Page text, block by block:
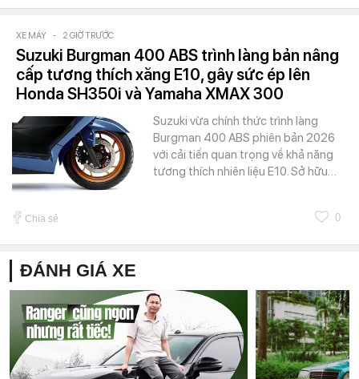
XE MÁY - 2 GIỜ TRƯỚC
Suzuki Burgman 400 ABS trình làng bản nâng
cấp tương thích xăng E10, gây sức ép lên
Honda SH350i và Yamaha XMAX 300
Suzuki vừa chính thức trình làng
Burgman 400 ABS phiên bản 2026
với cải tiến quan trọng về khả năng
tương thích nhiên liệu E10. Sở hữu…
Chia sẻ 0
ĐÁNH GIÁ XE